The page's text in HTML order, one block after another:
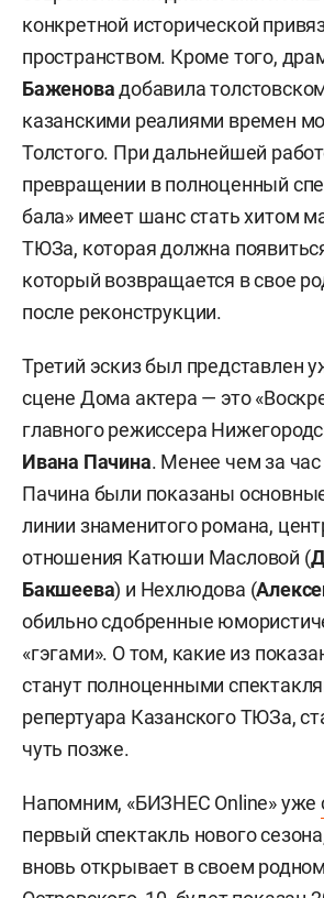
конкретной исторической
пространством. Кроме того,
Баженовадобавила
казанскими реалиями времен
Толстого. При дальнейшей
превращении в полноценный
бала» имеет шанс стать хитом
ТЮЗа, которая должна
который возвращается в свое
после реконструкции.
Третий эскиз был представлен
сцене Дома актера — это
главного режиссера
Ивана Пачина. Менее чем за час
Пачина были показаны
линии знаменитого романа,
отношения Катюши Масловой (
Бакшеева) и Нехлюдова (
обильно сдобренные
«гэгами». О том, какие из
станут полноценными
репертуара Казанского ТЮЗа,
чуть позже.
Напомним, «БИЗНЕС Online» уже
первый спектакль нового
вновь открывает в своем